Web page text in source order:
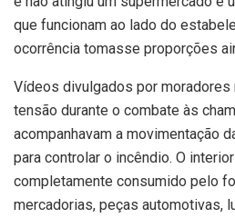
que funcionam ao lado do
ocorrência tomasse proporções
Vídeos divulgados por
tensão durante o combate às
acompanhavam a movimentação
para controlar o incêndio. O
completamente consumido pelo
mercadorias, peças automotivas,